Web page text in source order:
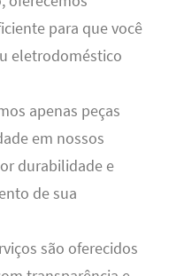
para que você
eletrodoméstico
apenas peças
em nossos
durabilidade e
de sua
são oferecidos